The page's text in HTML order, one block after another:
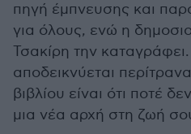
πηγή έμπνευσης και
για όλους, ενώ η
Τσακίρη την
αποδεικνύεται
βιβλίου είναι ότι ποτέ
μια νέα αρχή στη ζωή